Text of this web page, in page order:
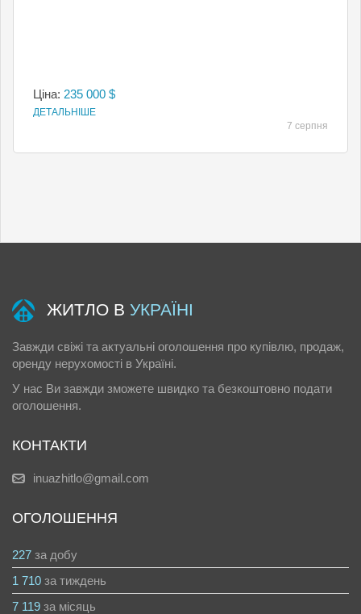
Ціна: 235 000 $
ДЕТАЛЬНІШЕ
7 серпня
ЖИТЛО В УКРАЇНІ
Завжди свіжі та актуальні оголошення про купівлю, продаж,
оренду нерухомості в Україні.
У нас Ви завжди зможете швидко та безкоштовно подати
оголошення.
КОНТАКТИ
inuazhitlo@gmail.com
ОГОЛОШЕННЯ
227 за добу
1 710 за тиждень
7 119 за місяць